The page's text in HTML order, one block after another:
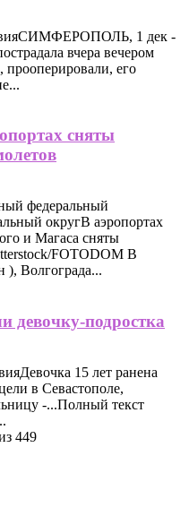
1 дек -
вчера вечером
прооперировали, его
сняты
федеральный
округВ аэропортах
и Магаса сняты
FOTODOM В
), Волгограда...
девочку-подростка
15 лет ранена
в Севастополе,
-...Полный текст
449